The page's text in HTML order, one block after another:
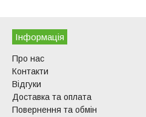
Інформація
Про нас
Контакти
Відгуки
Доставка та оплата
Повернення та обмін